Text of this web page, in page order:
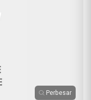
Perbesar